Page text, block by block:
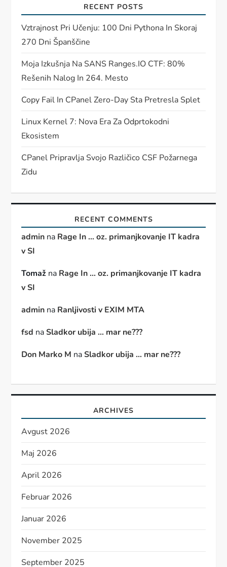
RECENT POSTS
Vztrajnost Pri Učenju: 100 Dni Pythona In Skoraj
270 Dni Španščine
Moja Izkušnja Na SANS Ranges.IO CTF: 80%
Rešenih Nalog In 264. Mesto
Copy Fail In CPanel Zero-Day Sta Pretresla Splet
Linux Kernel 7: Nova Era Za Odprtokodni
Ekosistem
CPanel Pripravlja Svojo Različico CSF Požarnega
Zidu
RECENT COMMENTS
admin na Rage In … oz. primanjkovanje IT kadra
v SI
Tomaž na Rage In … oz. primanjkovanje IT kadra
v SI
admin na Ranljivosti v EXIM MTA
fsd naSladkor ubija … mar ne???
Don Marko M naSladkor ubija … mar ne???
ARCHIVES
Avgust 2026
Maj 2026
April 2026
Februar 2026
Januar 2026
November 2025
September 2025